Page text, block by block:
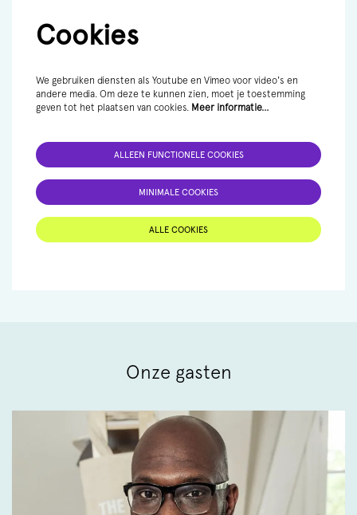
Cookies
We gebruiken diensten als Youtube en Vimeo voor video's en
andere media. Om deze te kunnen zien, moet je toestemming
geven tot het plaatsen van cookies. Meer informatie…
ALLEEN FUNCTIONELE COOKIES
MINIMALE COOKIES
ALLE COOKIES
Onze gasten